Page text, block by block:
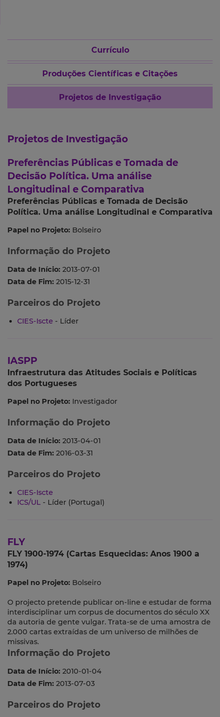
Currículo
Produções Científicas e Citações
Projetos de Investigação
Projetos de Investigação
Preferências Públicas e Tomada de
Decisão Política. Uma análise
Longitudinal e Comparativa
Preferências Públicas e Tomada de Decisão
Política. Uma análise Longitudinal e Comparativa
Papel no Projeto: Bolseiro
Informação do Projeto
Data de Início: 2013-07-01
Data de Fim: 2015-12-31
Parceiros do Projeto
CIES-Iscte - Líder
IASPP
Infraestrutura das Atitudes Sociais e Políticas
dos Portugueses
Papel no Projeto: Investigador
Informação do Projeto
Data de Início: 2013-04-01
Data de Fim: 2016-03-31
Parceiros do Projeto
CIES-Iscte
ICS/UL - Líder (Portugal)
FLY
FLY 1900-1974 (Cartas Esquecidas: Anos 1900 a
1974)
Papel no Projeto: Bolseiro
O projecto pretende publicar on-line e estudar de forma
interdisciplinar um corpus de documentos do século XX
da autoria de gente vulgar. Trata-se de uma amostra de
2.000 cartas extraídas de um universo de milhões de
missivas.
Informação do Projeto
Data de Início: 2010-01-04
Data de Fim: 2013-07-03
Parceiros do Projeto